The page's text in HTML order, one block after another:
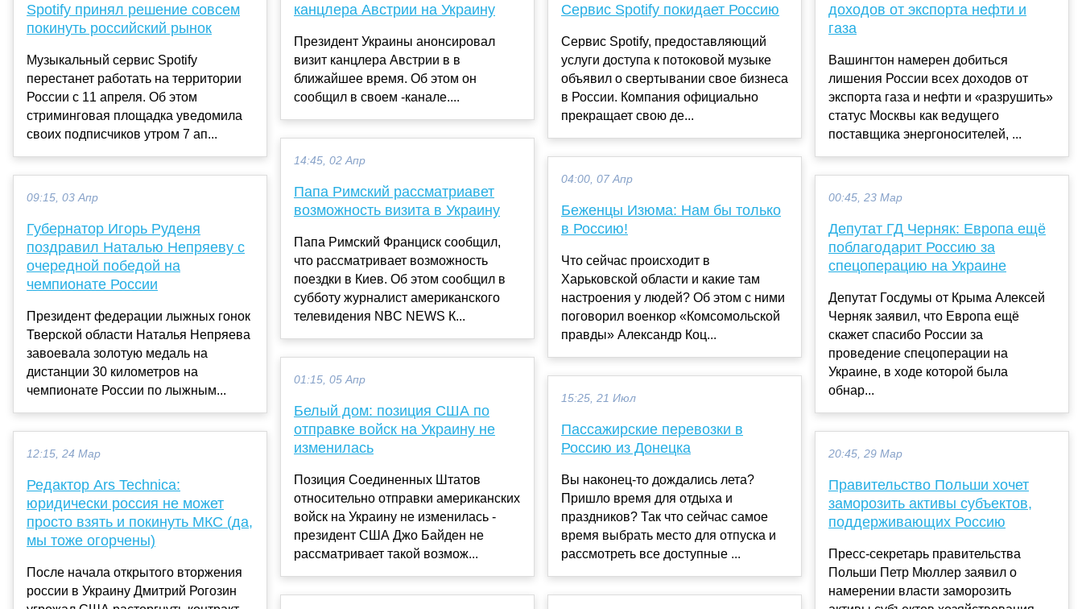
Spotify принял решение совсем
покинуть российский рынок
Музыкальный сервис Spotify
перестанет работать на территории
России с 11 апреля. Об этом
стриминговая площадка уведомила
своих подписчиков утром 7 ап...
09:15, 03 Апр
Губернатор Игорь Руденя
поздравил Наталью Непряеву с
очередной победой на
чемпионате России
Президент федерации лыжных гонок
Тверской области Наталья Непряева
завоевала золотую медаль на
дистанции 30 километров на
чемпионате России по лыжным...
12:15, 24 Мар
Редактор Ars Technica:
юридически россия не может
просто взять и покинуть МКС (да,
мы тоже огорчены)
После начала открытого вторжения
россии в Украину Дмитрий Рогозин
канцлера Австрии на Украину
Президент Украины анонсировал
визит канцлера Австрии в в
ближайшее время. Об этом он
сообщил в своем -канале....
14:45, 02 Апр
Папа Римский рассматриавет
возможность визита в Украину
Папа Римский Франциск сообщил,
что рассматривает возможность
поездки в Киев. Об этом сообщил в
субботу журналист американского
телевидения NBC NEWS К...
01:15, 05 Апр
Белый дом: позиция США по
отправке войск на Украину не
изменилась
Позиция Соединенных Штатов
относительно отправки американских
войск на Украину не изменилась -
президент США Джо Байден не
рассматривает такой возмож...
Сервис Spotify покидает Россию
Сервис Spotify, предоставляющий
услуги доступа к потоковой музыке
объявил о свертывании свое бизнеса
в России. Компания официально
прекращает свою де...
04:00, 07 Апр
Беженцы Изюма: Нам бы только
в Россию!
Что сейчас происходит в
Харьковской области и какие там
настроения у людей? Об этом с ними
поговорил военкор «Комсомольской
правды» Александр Коц...
15:25, 21 Июл
Пассажирские перевозки в
Россию из Донецка
Вы наконец-то дождались лета?
Пришло время для отдыха и
праздников? Так что сейчас самое
время выбрать место для отпуска и
рассмотреть все доступные ...
доходов от экспорта нефти и
газа
Вашингтон намерен добиться
лишения России всех доходов от
экспорта газа и нефти и «разрушить»
статус Москвы как ведущего
поставщика энергоносителей, ...
00:45, 23 Мар
Депутат ГД Черняк: Европа ещё
поблагодарит Россию за
спецоперацию на Украине
Депутат Госдумы от Крыма Алексей
Черняк заявил, что Европа ещё
скажет спасибо России за
проведение спецоперации на
Украине, в ходе которой была
обнар...
20:45, 29 Мар
Правительство Польши хочет
заморозить активы субъектов,
поддерживающих Россию
Пресс-секретарь правительства
Польши Петр Мюллер заявил о
намерении власти заморозить